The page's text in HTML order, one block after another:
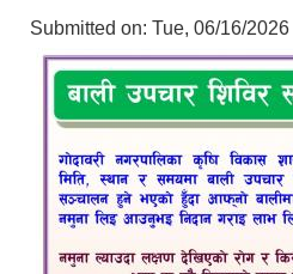
Submitted on: Tue, 06/16/2026